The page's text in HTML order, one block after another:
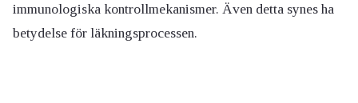
immunologiska kontrollmekanismer. Även detta synes ha
betydelse för läkningsprocessen.